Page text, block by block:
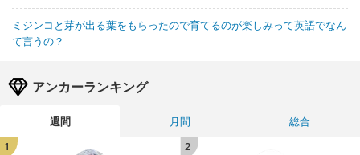
ミジンコと芽が出る葉をもらったので育てるのが楽しみって英語でなん
て言うの？
アンカーランキング
週間 月間
総合
1
2